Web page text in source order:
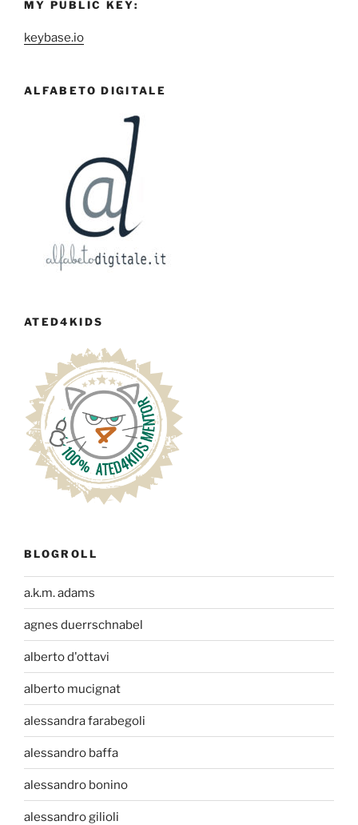
MY PUBLIC KEY:
keybase.io
ALFABETO DIGITALE
ATED4KIDS
BLOGROLL
a.k.m. adams
agnes duerrschnabel
alberto d'ottavi
alberto mucignat
alessandra farabegoli
alessandro baffa
alessandro bonino
alessandro gilioli